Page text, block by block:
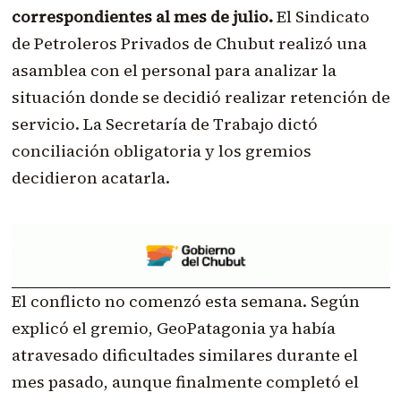
correspondientes al mes de julio.El Sindicato
de Petroleros Privados de Chubut realizó una
asamblea con el personal para analizar la
situación donde se decidió realizar retención de
servicio. La Secretaría de Trabajo dictó
conciliación obligatoria y los gremios
decidieron acatarla.
El conflicto no comenzó esta semana. Según
explicó el gremio, GeoPatagonia ya había
atravesado dificultades similares durante el
mes pasado, aunque finalmente completó el